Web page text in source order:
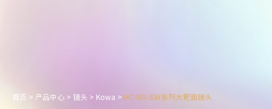
首页 > 产品中心 > 镜头 > Kowa > HC-VIS-SW系列大靶面镜头